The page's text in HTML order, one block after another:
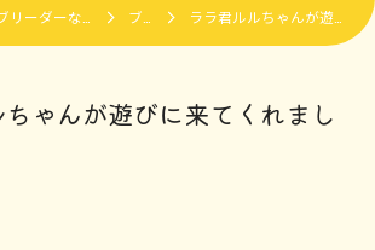
ブログ ララ君ルルちゃんが遊びに来てくれました🐾
ゃんが遊びに来てくれまし